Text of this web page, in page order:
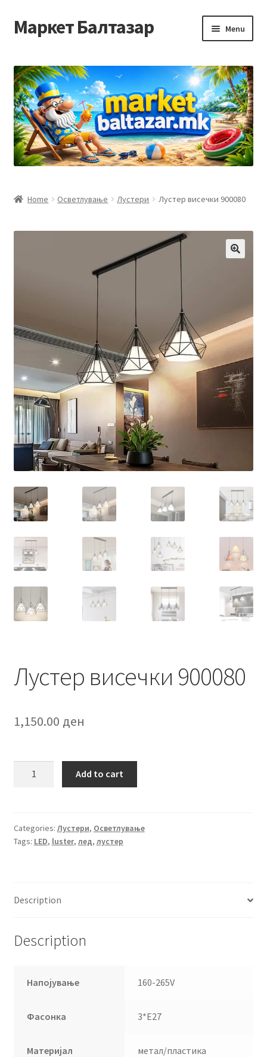
Skip
to
Skip
to
Маркет Балтазар Menu
Checkout
Homepage
Privacy Policy
Рекламации и замена на производ
Сите производи
Услови за користење
Home Осветлување Лустери Лустер висечки 900080
Лустер висечки 900080
1,150.00 ден
Add to cart
Categories:Лустери, Осветлување
Tags: LED, luster, лед, лустер
Description
Description
Напојување 160-265V
Фасонка 3*Е27
Материјал метал/пластика